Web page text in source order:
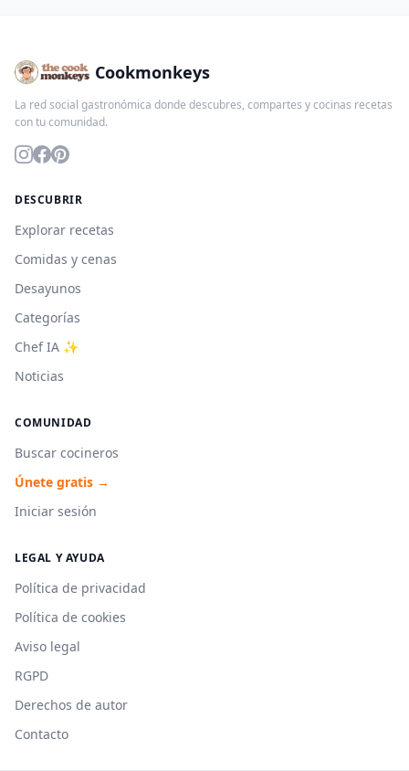
Cookmonkeys
La red social gastronómica donde descubres, compartes y cocinas recetas
con tu comunidad.
DESCUBRIR
Explorar recetas
Comidas y cenas
Desayunos
Categorías
Chef IA ✨
Noticias
COMUNIDAD
Buscar cocineros
Únete gratis →
Iniciar sesión
LEGAL Y AYUDA
Política de privacidad
Política de cookies
Aviso legal
RGPD
Derechos de autor
Contacto